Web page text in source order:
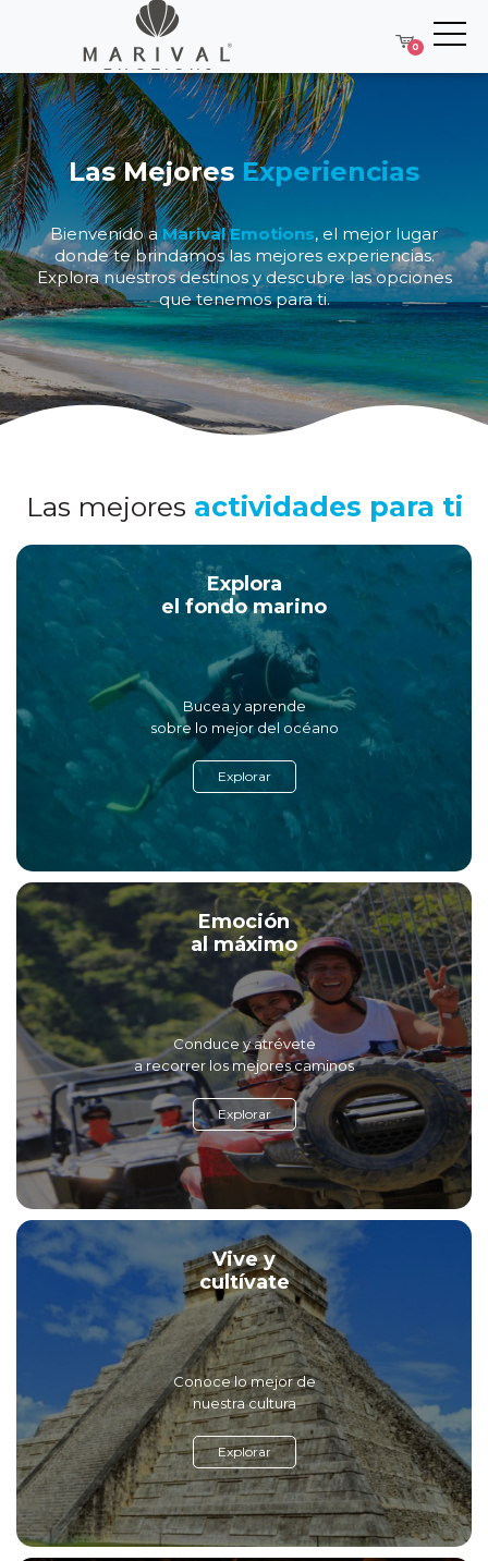
0
Las Mejores Experiencias
Bienvenido aMarival Emotions, el mejor lugar
donde te brindamos las mejores experiencias.
Explora nuestros destinos y descubre las opciones
que tenemos para ti.
Las mejores actividades para ti
Explora
el fondo marino
Bucea y aprende
sobre lo mejor del océano
Explorar
Emoción
al máximo
Conduce y atrévete
a recorrer los mejores caminos
Explorar
Vive y
cultívate
Conoce lo mejor de
nuestra cultura
Explorar